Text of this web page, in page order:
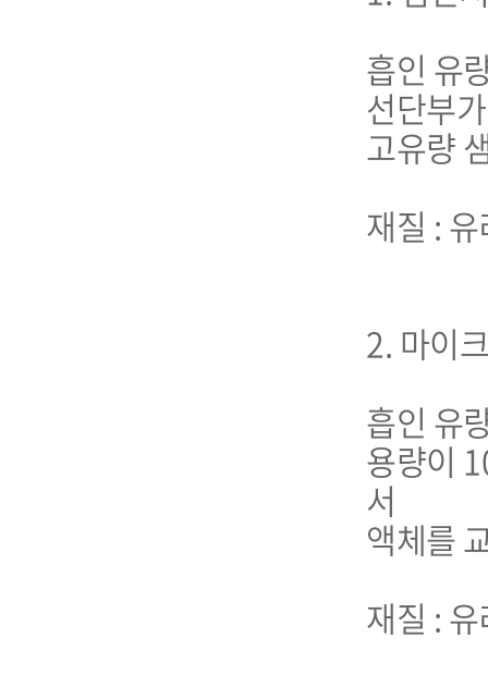
흡인 유
선단부
고유량
재질 :
2. 마이
흡인 유
용량이
서
액체를
재질 :